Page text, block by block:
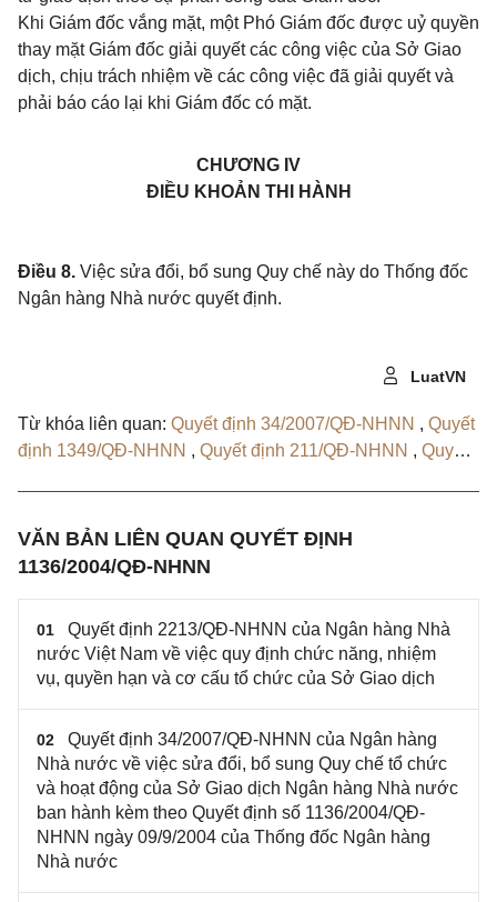
Khi Giám đốc vắng mặt, một Phó Giám đốc được uỷ quyền
thay mặt Giám đốc giải quyết các công việc của Sở Giao
dịch, chịu trách nhiệm về các công việc đã giải quyết và
phải báo cáo lại khi Giám đốc có mặt.
CHƯƠNG IV
ĐIỀU KHOẢN THI HÀNH
Điều 8. Việc sửa đổi, bổ sung Quy chế này do Thống đốc
Ngân hàng Nhà nước quyết định.
LuatVN
Từ khóa liên quan: Quyết định 34/2007/QĐ-NHNN , Quyết
định 1349/QĐ-NHNN , Quyết định 211/QĐ-NHNN , Quyết
VĂN BẢN LIÊN QUAN QUYẾT ĐỊNH
1136/2004/QĐ-NHNN
01
Quyết định 2213/QĐ-NHNN của Ngân hàng Nhà
nước Việt Nam về việc quy định chức năng, nhiệm
vụ, quyền hạn và cơ cấu tổ chức của Sở Giao dịch
02
Quyết định 34/2007/QĐ-NHNN của Ngân hàng
Nhà nước về việc sửa đổi, bổ sung Quy chế tổ chức
và hoạt động của Sở Giao dịch Ngân hàng Nhà nước
ban hành kèm theo Quyết định số 1136/2004/QĐ-
NHNN ngày 09/9/2004 của Thống đốc Ngân hàng
Nhà nước